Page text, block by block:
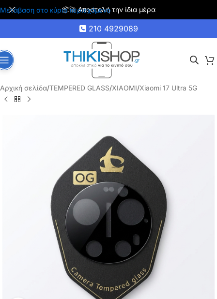
Μετάβαση στο κύριο περιεχόμενο
🚚 Δωρεάν μεταφορικά για αγορές άνω των 35€
210 4929089
Αρχική σελίδα/TEMPERED GLASS/XIAOMI/Xiaomi 17 Ultra 5G